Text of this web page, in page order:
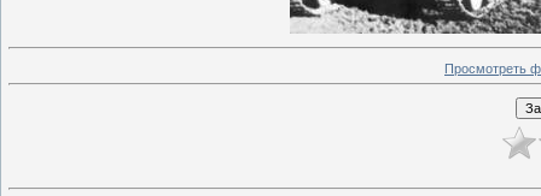
Просмотреть